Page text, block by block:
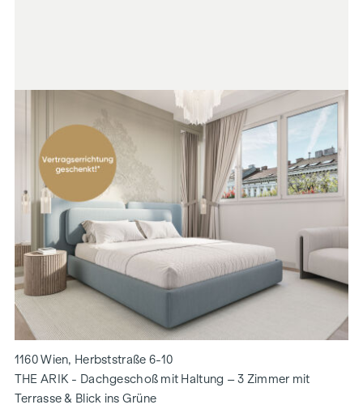
1160 Wien, Herbststraße 6-10
THE ARIK - Dachgeschoß mit Haltung – 3 Zimmer mit
Terrasse & Blick ins Grüne